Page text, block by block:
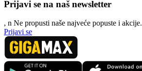
Prijavi se na naš newsletter
, n Ne propusti naše najveće popuste i akcije.
Prijavi se